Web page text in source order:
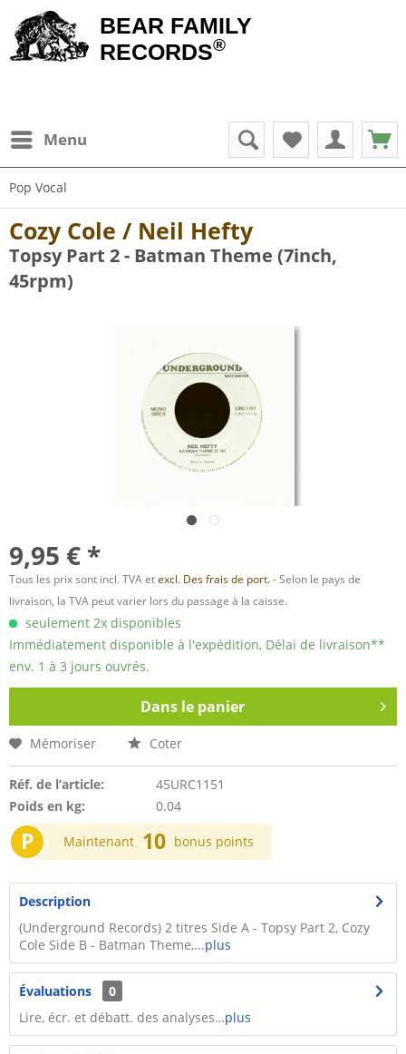
BEAR FAMILY
RECORDS®
Menu
Pop Vocal
Cozy Cole / Neil Hefty
Topsy Part 2 - Batman Theme (7inch,
45rpm)
9,95 € *
Tous les prix sont incl. TVA etexcl. Des frais de port.- Selon le pays de
livraison, la TVA peut varier lors du passage à la caisse.
seulement 2x disponibles
Immédiatement disponible à l'expédition, Délai de livraison**
env. 1 à 3 jours ouvrés.
Dans le panier
Mémoriser Coter
Réf. de l’article:
45URC1151
Poids en kg:
0.04
P Maintenant 10 bonus points
Description
(Underground Records) 2 titres Side A - Topsy Part 2, Cozy
Cole Side B - Batman Theme,...plus
Évaluations
0
Lire, écr. et débatt. des analyses…plus